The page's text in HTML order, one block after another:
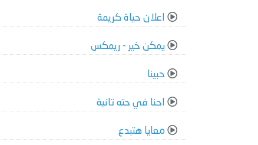
اعلان حياة كريمة
يمكن خير - ريمكس
حبينا
احنا في حته تانية
معايا هتبدع